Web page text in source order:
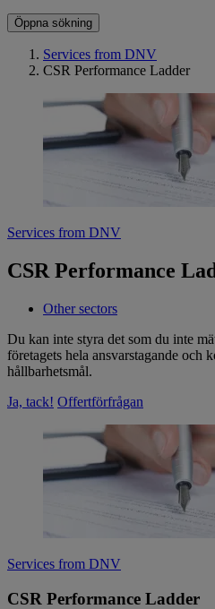
Öppna sökning
Services from DNV
CSR Performance Ladder
Services from DNV
CSR Performance
Other sectors
Du kan inte styra det som du inte
företagets hela ansvarstagande och
hållbarhetsmål.
Ja, tack! Offertförfrågan
Services from DNV
CSR Performance Ladder